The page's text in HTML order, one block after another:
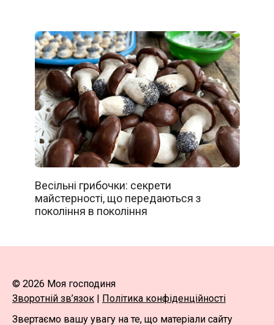
Весільні грибочки: секрети
майстерності, що передаються з
покоління в покоління
© 2026 Моя господиня
Зворотній зв’язок | Політика конфіденційності
Звертаємо вашу увагу на те, що матеріали сайту